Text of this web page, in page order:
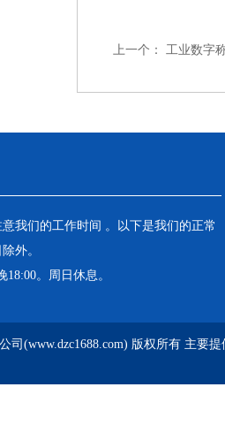
上一个： 工业数字
我们的工作时间 。以下是我们的正常
外。
。周日休息。
司(www.dzc1688.com) 版权所有 主要提